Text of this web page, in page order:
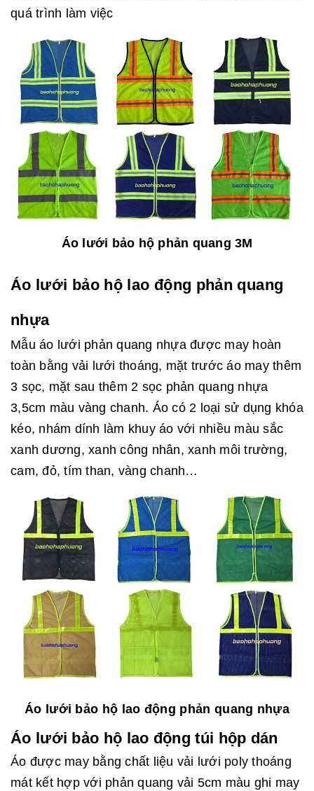
quá trình làm việc
Áo lưới bảo hộ phản quang 3M
Áo lưới bảo hộ lao động phản quang
nhựa
Mẫu áo lưới phản quang nhựa được may hoàn
toàn bằng vải lưới thoáng, mặt trước áo may thêm
3 sọc, mặt sau thêm 2 sọc phản quang nhựa
3,5cm màu vàng chanh. Áo có 2 loại sử dụng khóa
kéo, nhám dính làm khuy áo với nhiều màu sắc
xanh dương, xanh công nhân, xanh môi trường,
cam, đỏ, tím than, vàng chanh…
Áo lưới bảo hộ lao động phản quang nhựa
Áo lưới bảo hộ lao động túi hộp dán
Áo được may bằng chất liệu vải lưới poly thoáng
mát kết hợp với phản quang vải 5cm màu ghi may